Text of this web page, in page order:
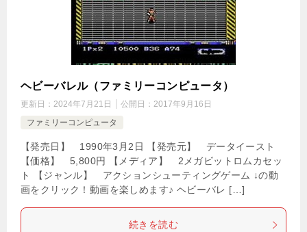
ヘビーバレル（ファミリーコンピュータ）
更新日： 2024年7月21日 公開日： 2017年9月16日
ファミリーコンピュータ
【発売日】 1990年3月2日 【発売元】 データイースト
【価格】 5,800円 【メディア】 2メガビットロムカセッ
ト 【ジャンル】 アクションシューティングゲーム ↓の動
画をクリック！動画を楽しめます♪ ヘビーバレ […]
続きを読む